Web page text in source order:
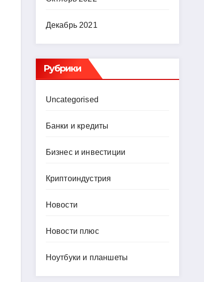
Декабрь 2021
Рубрики
Uncategorised
Банки и кредиты
Бизнес и инвестиции
Криптоиндустрия
Новости
Новости плюс
Ноутбуки и планшеты